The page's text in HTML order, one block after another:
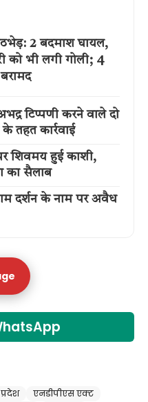
2 बदमाश घायल,
को भी लगी गोली; 4
टिप्पणी करने वाले दो
तहत कार्रवाई
शिवमय हुई काशी,
का सैलाब
दर्शन के नाम पर अवैध
प्रदेश
एनडीपीएस एक्ट